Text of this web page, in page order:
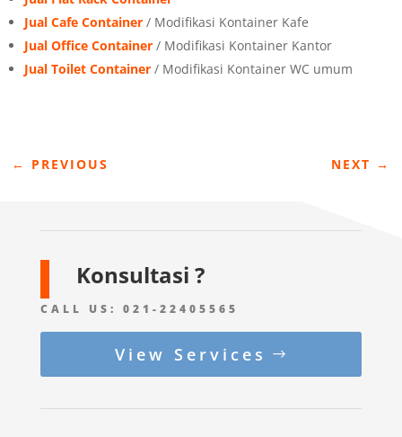
Jual Cafe Container / Modifikasi Kontainer Kafe
Jual Office Container / Modifikasi Kontainer Kantor
Jual Toilet Container / Modifikasi Kontainer WC umum
← PREVIOUS NEXT →
Konsultasi ?
CALL US: 021-22405565
View Services